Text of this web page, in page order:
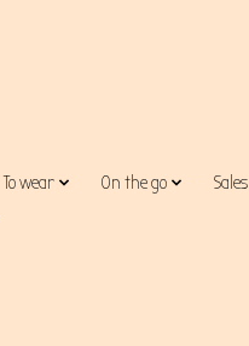
To wear On the go Sales